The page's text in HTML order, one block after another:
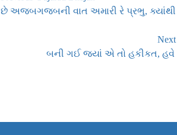
છે અજબગજબની વાત અમારી રે પ્રભુ,
બની ગઈ જ્યાં એ તો હકીકત, હવે